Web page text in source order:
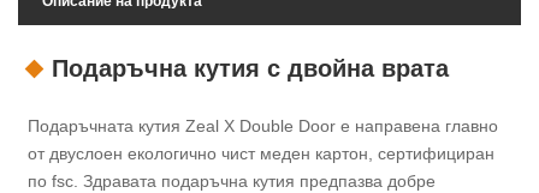
Подаръчна кутия с двойна врата
Подаръчната кутия Zeal X Double Door е направена главно
от двуслоен екологично чист меден картон, сертифициран
по fsc. Здравата подаръчна кутия предпазва добре